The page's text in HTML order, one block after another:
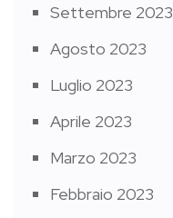
Settembre 2023
Agosto 2023
Luglio 2023
Aprile 2023
Marzo 2023
Febbraio 2023